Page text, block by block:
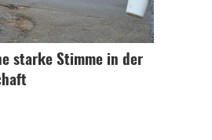
starke Stimme in der